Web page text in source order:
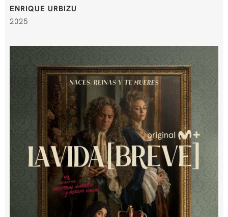
ENRIQUE URBIZU
2025